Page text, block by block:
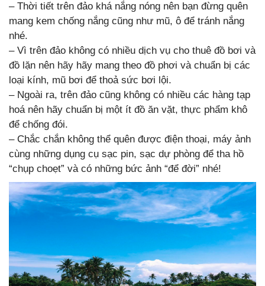
– Thời tiết trên đảo khá nắng nóng nên bạn đừng quên
mang kem chống nắng cũng như mũ, ô để tránh nắng
nhé.
– Vì trên đảo không có nhiều dịch vụ cho thuê đồ bơi và
đồ lặn nên hãy hãy mang theo đồ phơi và chuẩn bị các
loại kính, mũ bơi để thoả sức bơi lội.
– Ngoài ra, trên đảo cũng không có nhiều các hàng tạp
hoá nên hãy chuẩn bị một ít đồ ăn vặt, thực phẩm khô
để chống đói.
– Chắc chắn không thể quên được điện thoại, máy ảnh
cùng những dụng cụ sạc pin, sạc dự phòng để tha hồ
“chụp choẹt” và có những bức ảnh “để đời” nhé!